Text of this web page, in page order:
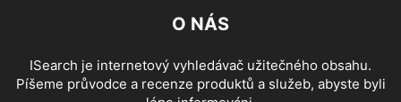
O NÁS
ISearch je internetový vyhledávač užitečného obsahu.
Píšeme průvodce a recenze produktů a služeb, abyste byli